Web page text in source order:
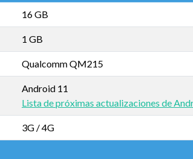
16 GB
1 GB
Qualcomm QM215
Android 11
Lista de próximas actualizaciones de
3G / 4G